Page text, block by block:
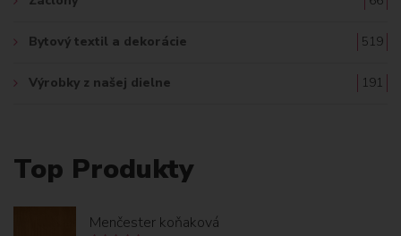
Bytový textil a dekorácie 519
Výrobky z našej dielne 191
Top Produkty
Menčester koňaková